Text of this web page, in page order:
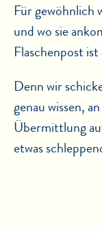
Für gewöhnlich
und wo sie
Flaschenpost
Denn wir
genau wissen,
Übermittlung
etwas